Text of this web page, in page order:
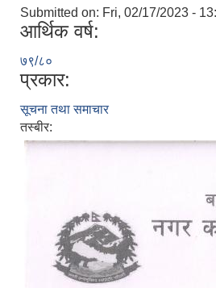
Submitted on: Fri, 02/17/2023 -
आर्थिक वर्ष:
७९/८०
प्रकार:
सूचना तथा समाचार
तस्बीर: